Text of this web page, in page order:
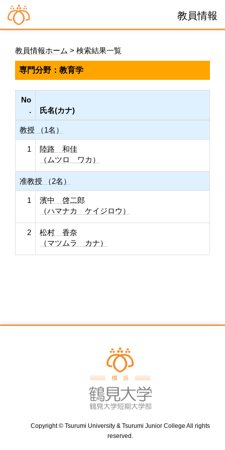
教員情報
教員情報ホーム > 検索結果一覧
専門分野：教育学
No
.
氏名(カナ)
教授 （1名）
1
陸路 和佳
（ムツロ ワカ）
准教授 （2名）
1
濱中 啓二郎
（ハマナカ ケイジロウ）
2
松村 香奈
（マツムラ カナ）
Copyright © Tsurumi University & Tsurumi Junior College All rights
reserved.